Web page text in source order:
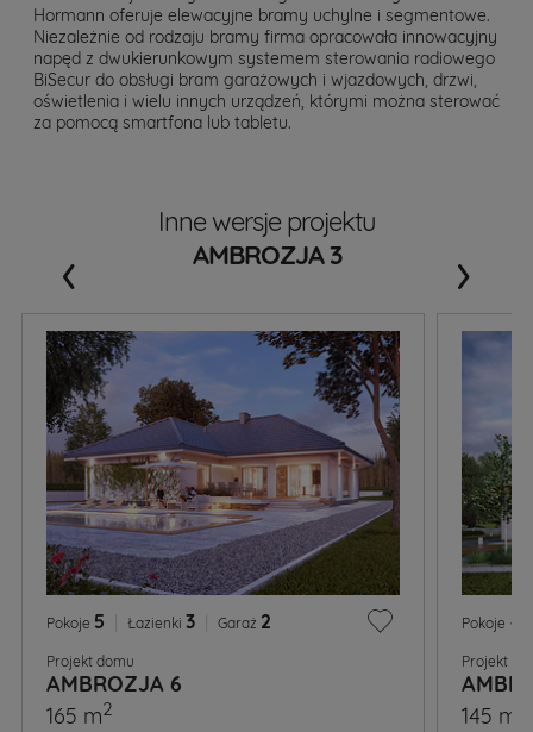
Hormann oferuje elewacyjne bramy uchylne i segmentowe.
Niezależnie od rodzaju bramy firma opracowała innowacyjny
napęd z dwukierunkowym systemem sterowania radiowego
BiSecur do obsługi bram garażowych i wjazdowych, drzwi,
oświetlenia i wielu innych urządzeń, którymi można sterować
za pomocą smartfona lub tabletu.
Inne wersje projektu
AMBROZJA 3
Pokoje 5 Łazienki 3 Garaż 2
Projekt domu
AMBROZJA 6
165 m2
Pokoje 4
Projekt
145 m
‹ ›